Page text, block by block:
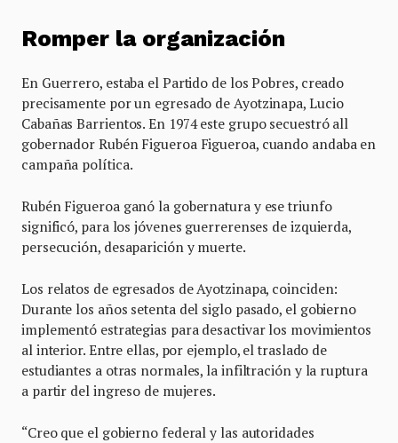
Romper la organización
En Guerrero, estaba el Partido de los Pobres, creado
precisamente por un egresado de Ayotzinapa, Lucio
Cabañas Barrientos. En 1974 este grupo secuestró all
gobernador Rubén Figueroa Figueroa, cuando andaba en
campaña política.
Rubén Figueroa ganó la gobernatura y ese triunfo
significó, para los jóvenes guerrerenses de izquierda,
persecución, desaparición y muerte.
Los relatos de egresados de Ayotzinapa, coinciden:
Durante los años setenta del siglo pasado, el gobierno
implementó estrategias para desactivar los movimientos
al interior. Entre ellas, por ejemplo, el traslado de
estudiantes a otras normales, la infiltración y la ruptura
a partir del ingreso de mujeres.
“Creo que el gobierno federal y las autoridades